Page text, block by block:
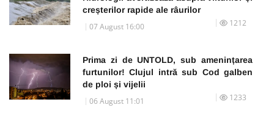
creșterilor rapide ale râurilor
07 August 16:00 1212
Prima zi de UNTOLD, sub amenințarea
furtunilor! Clujul intră sub Cod galben
de ploi și vijelii
06 August 11:01 1233